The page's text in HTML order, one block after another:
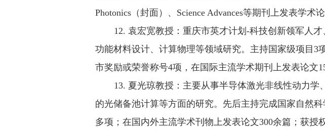
Photonics（封面）、Science Advances等期刊上发表学术
12. 袁宏宽教授：重庆市英才计划-科技创新领军人
功能材料设计、计算物理等领域研究。主持国家级项目
市奖励或荣誉称号4项，在国际主流学术期刊上发表论文
13. 夏光琼教授：主要从事半导体激光非线性动力
的光储备池计算等方面的研究。先后主持完成国家自然
多项；在国内外主流学术刊物上发表论文300余篇；获授